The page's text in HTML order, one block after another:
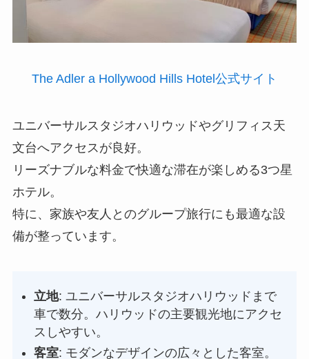
The Adler a Hollywood Hills Hotel公式サイト
ユニバーサルスタジオハリウッドやグリフィス天
文台へアクセスが良好。
リーズナブルな料金で快適な滞在が楽しめる3つ星
ホテル。
特に、家族や友人とのグループ旅行にも最適な設
備が整っています。
立地: ユニバーサルスタジオハリウッドまで
車で数分。ハリウッドの主要観光地にアクセ
スしやすい。
客室: モダンなデザインの広々とした客室。